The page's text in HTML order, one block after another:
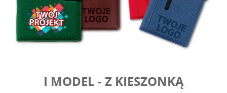
I MODEL - Z KIESZONKĄ